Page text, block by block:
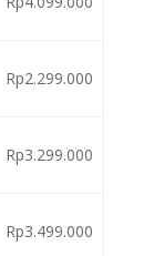
Rp2.299.000
Rp3.299.000
Rp3.499.000